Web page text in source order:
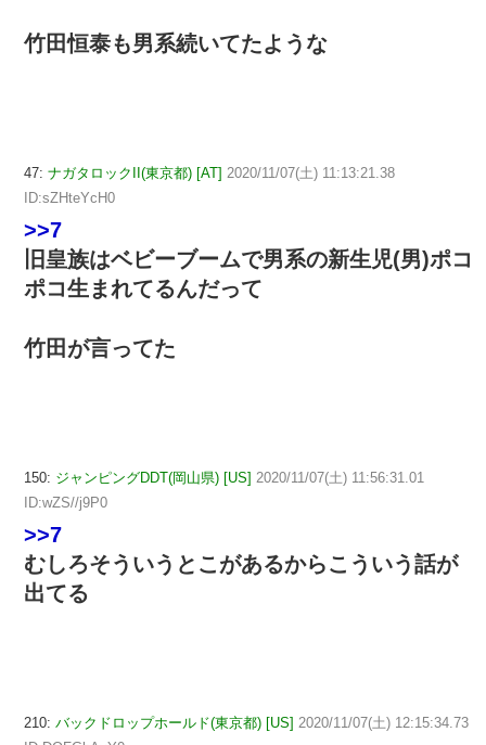
竹田恒泰も男系続いてたような
47: ナガタロックII(東京都) [AT] 2020/11/07(土) 11:13:21.38
ID:sZHteYcH0
>>7
旧皇族はベビーブームで男系の新生児(男)ポコ
ポコ生まれてるんだって
竹田が言ってた
150: ジャンピングDDT(岡山県) [US] 2020/11/07(土) 11:56:31.01
ID:wZS//j9P0
>>7
むしろそういうとこがあるからこういう話が
出てる
210: バックドロップホールド(東京都) [US] 2020/11/07(土) 12:15:34.73